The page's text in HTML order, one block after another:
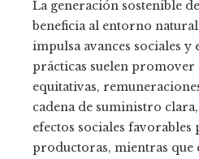
La generación sostenible
beneficia al entorno
impulsa avances sociales y
prácticas suelen
equitativas,
cadena de suministro
efectos sociales favorables
productoras, mientras que